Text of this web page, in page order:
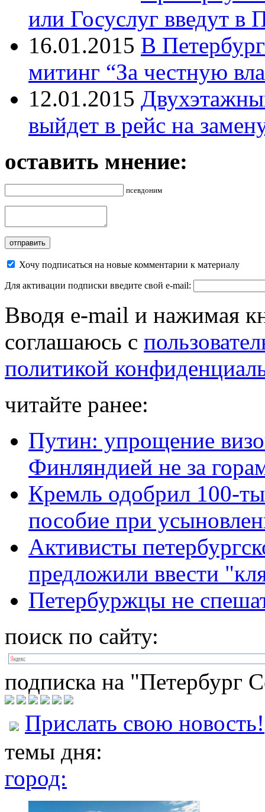
или Госуслуг введут в
16.01.2015 В
митинг “За честную
12.01.2015
выйдет в рейс на
оставить мнение:
псевдоним
Хочу подписаться на новые комментарии к материалу
Для активации подписки введите свой e-mail:
Вводя e-mail и нажимая
соглашаюсь с
политикой
читайте ранее:
Путин: упрощение
Финляндией не за
Кремль одобрил 100-
пособие при
Активисты
предложили ввести
Петербуржцы не
поиск по сайту:
подписка на "Петербург
Прислать свою новость!
темы дня:
город: